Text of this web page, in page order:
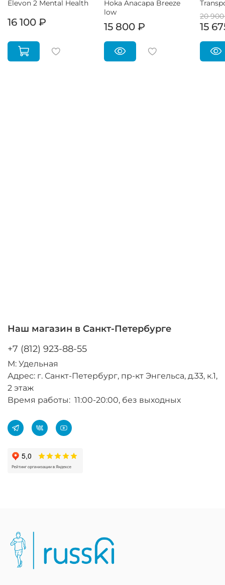
Elevon 2 Mental Health
16 100 ₽
Hoka Anacapa Breeze
low
15 800 ₽
20
15
Наш магазин в Санкт-Петербурге
+7 (812) 923-88-55
М: Удельная
Адрес: г. Санкт-Петербург, пр-кт Энгельса, д.33, к.1,
2 этаж
Время работы: 11:00-20:00, без выходных